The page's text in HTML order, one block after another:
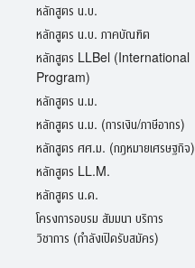
หลักสูตร น.บ.
หลักสูตร น.บ. ภาคบัณฑิต
หลักสูตร LLBel (International
Program)
หลักสูตร น.ม.
หลักสูตร น.ม. (การเงิน/ภาษีอากร)
หลักสูตร ศศ.ม. (กฎหมายเศรษฐกิจ)
หลักสูตร LL.M.
หลักสูตร น.ด.
โครงการอบรม สัมมนา บริการ
วิชาการ (กำลังเปิดรับสมัคร)